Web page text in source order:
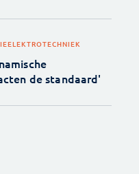
ELEKTROTECHNIEK
de standaard'